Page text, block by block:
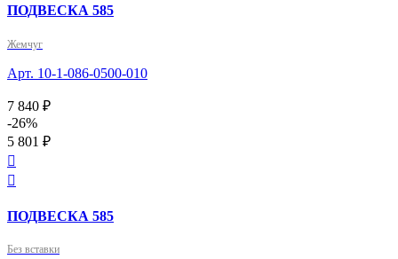
ПОДВЕСКА 585
Жемчуг
Арт. 10-1-086-0500-010
7 840 ₽
-26%
5 801 ₽


ПОДВЕСКА 585
Без вставки